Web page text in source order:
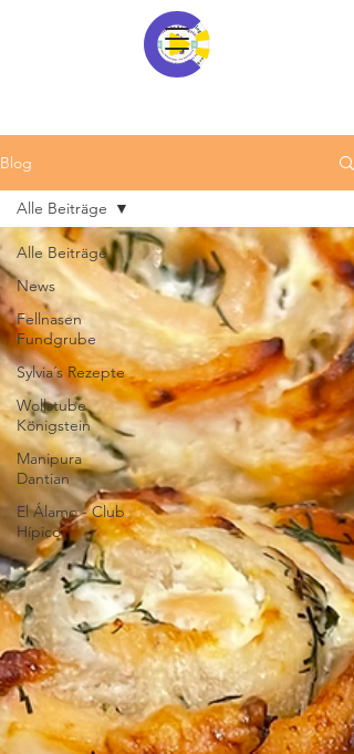
Blog
Alle Beiträge
News
Fellnasen
Fundgrube
Sylvia´s Rezepte
Wollstube
Königstein
Manipura
Dantian
El Álamo - Club
Hípico
Alle Beiträge